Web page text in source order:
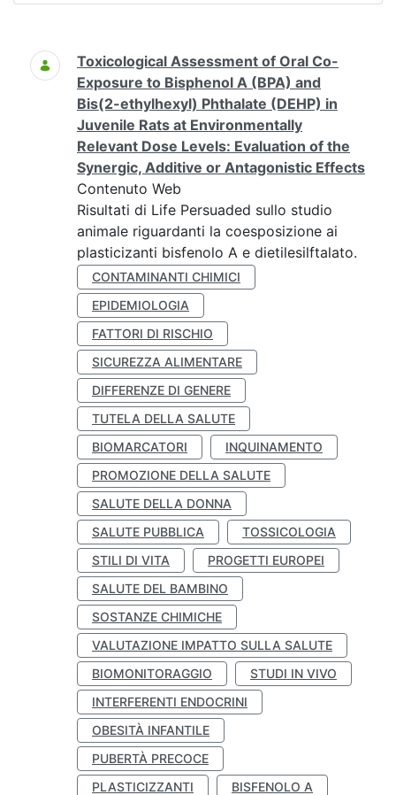
Ricerca
Toxicological Assessment of Oral Co-
Exposure to Bisphenol A (BPA) and
Bis(2-ethylhexyl) Phthalate (DEHP) in
Juvenile Rats at Environmentally
Relevant Dose Levels: Evaluation of the
Synergic, Additive or Antagonistic Effects
Contenuto Web
Risultati di Life Persuaded sullo studio
animale riguardanti la coesposizione ai
plasticizanti bisfenolo A e dietilesilftalato.
CONTAMINANTI CHIMICI
EPIDEMIOLOGIA
FATTORI DI RISCHIO
SICUREZZA ALIMENTARE
DIFFERENZE DI GENERE
TUTELA DELLA SALUTE
BIOMARCATORI
INQUINAMENTO
PROMOZIONE DELLA SALUTE
SALUTE DELLA DONNA
SALUTE PUBBLICA
TOSSICOLOGIA
STILI DI VITA
PROGETTI EUROPEI
SALUTE DEL BAMBINO
SOSTANZE CHIMICHE
VALUTAZIONE IMPATTO SULLA SALUTE
BIOMONITORAGGIO
STUDI IN VIVO
INTERFERENTI ENDOCRINI
OBESITÀ INFANTILE
PUBERTÀ PRECOCE
PLASTICIZZANTI
BISFENOLO A